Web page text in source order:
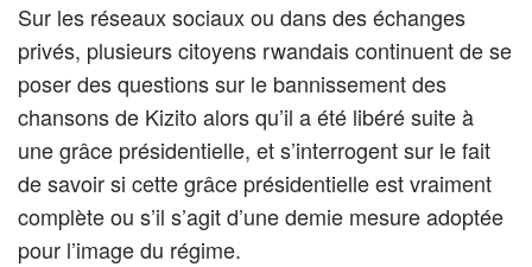
Sur les réseaux sociaux ou dans des échanges
privés, plusieurs citoyens rwandais continuent de se
poser des questions sur le bannissement des
chansons de Kizito alors qu’il a été libéré suite à
une grâce présidentielle, et s’interrogent sur le fait
de savoir si cette grâce présidentielle est vraiment
complète ou s’il s’agit d’une demie mesure adoptée
pour l’image du régime.